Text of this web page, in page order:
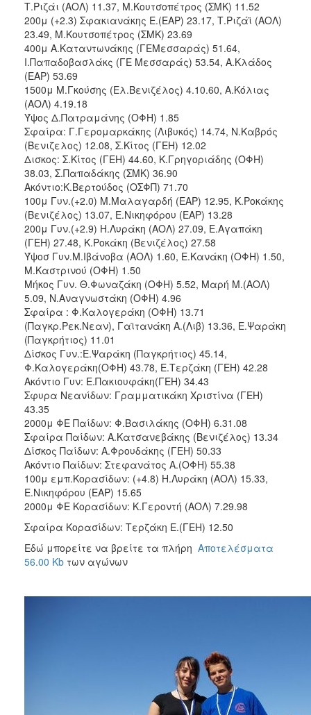
ΤΟΠΟΣ
ΠΟΛΙΤΙΣΜΟΣ
ΑΝΘΕΚΤΙΚΗ
ΠΟΛΗ
Τ.Ριζάι (ΑΟΛ) 11.37, Μ.Κουτσοπέτρος (ΣΜΚ) 11.52
200μ (+2.3) Σφακιανάκης Ε.(ΕΑΡ) 23.17, Τ.Ριζάϊ (ΑΟΛ)
23.49, Μ.Κουτσοπέτρος (ΣΜΚ) 23.69
400μ Α.Καταντωνάκης (ΓΕΜεσσαράς) 51.64,
Ι.Παπαδοβασλάκς (ΓΕ Μεσσαράς) 53.54, Α.Κλάδος
(ΕΑΡ) 53.69
1500μ Μ.Γκούσης (Ελ.Βενιζέλος) 4.10.60, Α.Κόλιας
(ΑΟΛ) 4.19.18
Ύψος Δ.Πατραμάνης (ΟΦΗ) 1.85
Σφαίρα: Γ.Γερομαρκάκης (Λιβυκός) 14.74, Ν.Καβρός
(Βενιζελος) 12.08, Σ.Κίτος (ΓΕΗ) 12.02
Δισκος: Σ.Κίτος (ΓΕΗ) 44.60, Κ.Γρηγοριάδης (ΟΦΗ)
38.03, Σ.Παπαδάκης (ΣΜΚ) 36.90
Ακόντιο:Κ.Βερτούδος (ΟΣΦΠ) 71.70
100μ Γυν.(+2.0) Μ.Μαλαγαρδή (ΕΑΡ) 12.95, Κ.Ροκάκης
(Βενιζέλος) 13.07, Ε.Νικηφόρου (ΕΑΡ) 13.28
200μ Γυν.(+2.9) Η.Λυράκη (ΑΟΛ) 27.09, Ε.Αγαπάκη
(ΓΕΗ) 27.48, Κ.Ροκάκη (Βενιζέλος) 27.58
Ύψοσ Γυν.Μ.Ιβάνοβα (ΑΟΛ) 1.60, Ε.Κανάκη (ΟΦΗ) 1.50,
Μ.Καστρινού (ΟΦΗ) 1.50
Μήκος Γυν. Θ.Φωναζάκη (ΟΦΗ) 5.52, Μαρή Μ.(ΑΟΛ)
5.09, Ν.Αναγνωστάκη (ΟΦΗ) 4.96
Σφαίρα : Φ.Καλογεράκη (ΟΦΗ) 13.71
(Παγκρ.Ρεκ.Νεαν), Γαϊτανάκη Α.(Λιβ) 13.36, Ε.Ψαράκη
(Παγκρήτιος) 11.01
Δίσκος Γυν.:Ε.Ψαράκη (Παγκρήτιος) 45.14,
Φ.Καλογεράκη(ΟΦΗ) 43.78, Ε.Τερζάκη (ΓΕΗ) 42.28
Ακόντιο Γυν: Ε.Πακιουφάκη(ΓΕΗ) 34.43
Σφυρα Νεανίδων: Γραμματικάκη Χριστίνα (ΓΕΗ)
43.35
2000μ ΦΕ Παίδων: Φ.Βασιλάκης (ΟΦΗ) 6.31.08
Σφαίρα Παίδων: Α.Κατσανεβάκης (Βενιζέλος) 13.34
Δίσκος Παίδων: Α.Φρουδάκης (ΓΕΗ) 50.33
Ακόντιο Παίδων: Στεφανάτος Α.(ΟΦΗ) 55.38
100μ εμπ.Κορασίδων: (+4.8) Η.Λυράκη (ΑΟΛ) 15.33,
Ε.Νικηφόρου (ΕΑΡ) 15.65
2000μ ΦΕ Κορασίδων: Κ.Γεροντή (ΑΟΛ) 7.29.98
Σφαίρα Κορασίδων: Τερζάκη Ε.(ΓΕΗ) 12.50
Εδώ μπορείτε να βρείτε τα πλήρη Αποτελέσματα
56.00 Kb των αγώνων